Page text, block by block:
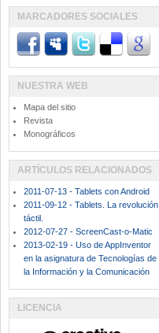
MARCADORES SOCIALES
NUESTRA WEB
Mapa del sitio
Revista
Monográficos
ARTÍCULOS RELACIONADOS
2011-07-13 - Tablets con Android
2011-09-12 - Tablets. La revolución
táctil.
2012-07-27 - ScreenCast-o-Matic
2013-02-19 - Uso de AppInventor
en la asignatura de Tecnologías de
la Información y la Comunicación
LICENCIA